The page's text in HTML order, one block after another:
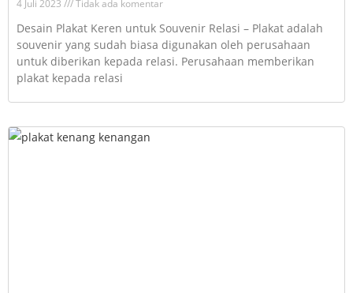
4 Juli 2023 Tidak ada komentar
Desain Plakat Keren untuk Souvenir Relasi – Plakat adalah
souvenir yang sudah biasa digunakan oleh perusahaan
untuk diberikan kepada relasi. Perusahaan memberikan
plakat kepada relasi